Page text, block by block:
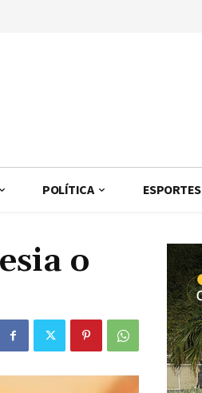
POLÍTICA ESPORTES
o